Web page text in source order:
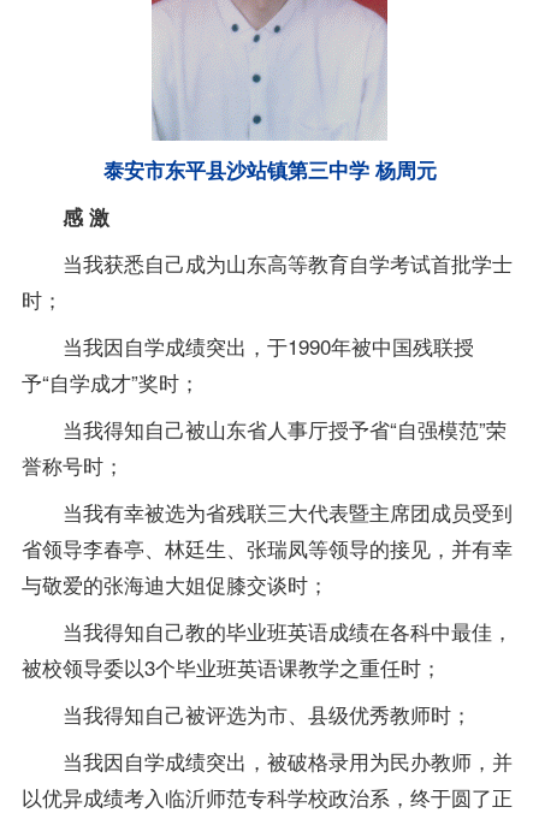
泰安市东平县沙站镇第三中学 杨周元
感 激
当我获悉自己成为山东高等教育自学考试首批学士
时；
当我因自学成绩突出，于1990年被中国残联授
予“自学成才”奖时；
当我得知自己被山东省人事厅授予省“自强模范”荣
誉称号时；
当我有幸被选为省残联三大代表暨主席团成员受到
省领导李春亭、林廷生、张瑞凤等领导的接见，并有幸
与敬爱的张海迪大姐促膝交谈时；
当我得知自己教的毕业班英语成绩在各科中最佳，
被校领导委以3个毕业班英语课教学之重任时；
当我得知自己被评选为市、县级优秀教师时；
当我因自学成绩突出，被破格录用为民办教师，并
以优异成绩考入临沂师范专科学校政治系，终于圆了正